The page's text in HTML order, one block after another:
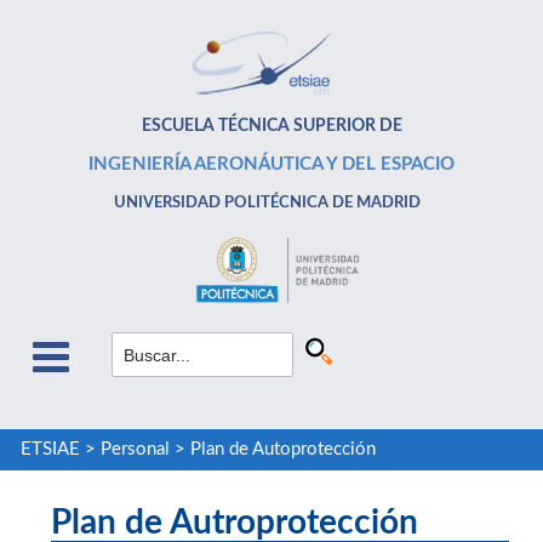
ESCUELA TÉCNICA SUPERIOR DE
INGENIERÍA AERONÁUTICA Y DEL ESPACIO
UNIVERSIDAD POLITÉCNICA DE MADRID
ETSIAE > Personal > Plan de Autoprotección
Plan de Autroprotección